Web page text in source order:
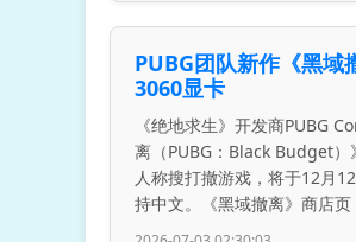
PUBG团队新作《黑域
3060显卡
《绝地求生》开发商PUBG
离（PUBG：Black Budget
人称搜打撤游戏，将于12月
持中文。《黑域撤离》商店页